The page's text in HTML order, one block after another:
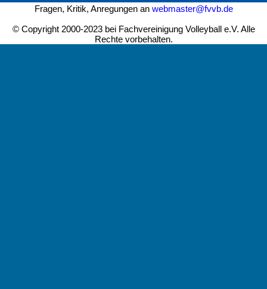
Fragen, Kritik, Anregungen an webmaster@fvvb.de
© Copyright 2000-2023 bei Fachvereinigung Volleyball e.V. Alle
Rechte vorbehalten.